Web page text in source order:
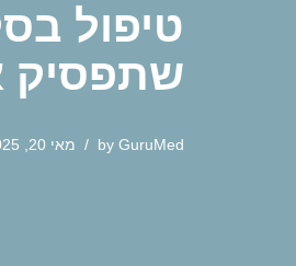
טיפול
שתפסיק
by GuruMed מאי 20, 2025